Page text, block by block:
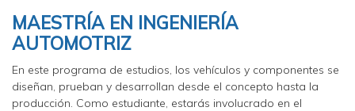
MAESTRÍA EN INGENIERÍA
AUTOMOTRIZ
En este programa de estudios, los vehículos y componentes se
diseñan, prueban y desarrollan desde el concepto hasta la
producción. Como estudiante, estarás involucrado en el